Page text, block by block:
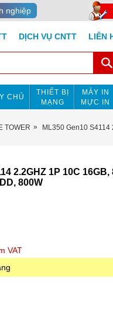
nghiệp
DỊCH VỤ CNTT LIÊN
CHỦ
THIẾT BỊ
MẠNG
MÁY IN
MỰC IN
TOWER ML350 Gen10 S4114
2.2GHZ 1P 10C 16GB,
800W
VAT